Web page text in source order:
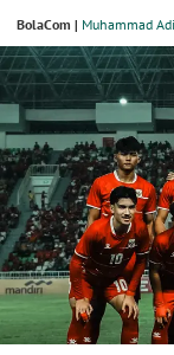
BolaCom | Muhammad